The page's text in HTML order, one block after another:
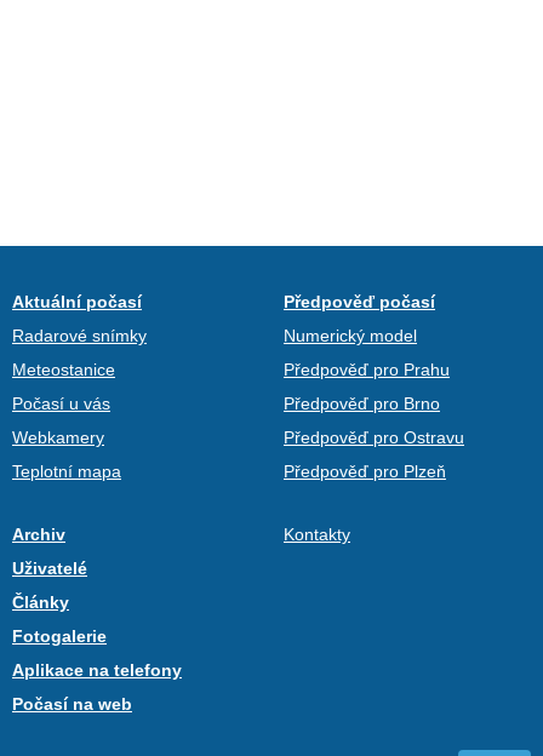
Aktuální počasí
Radarové snímky
Meteostanice
Počasí u vás
Webkamery
Teplotní mapa
Předpověď počasí
Numerický model
Předpověď pro Prahu
Předpověď pro Brno
Předpověď pro Ostravu
Předpověď pro Plzeň
Archiv
Uživatelé
Články
Fotogalerie
Aplikace na telefony
Počasí na web
Kontakty